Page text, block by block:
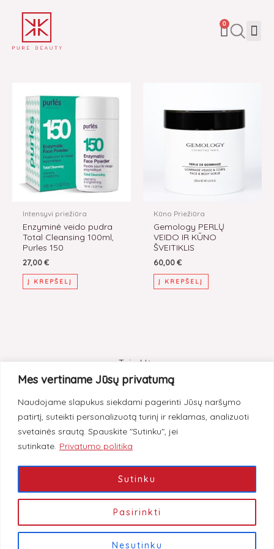
Mes vertiname Jūsų privatumą
Naudojame slapukus siekdami pagerinti Jūsų naršymo
patirtį, suteikti personalizuotą turinį ir reklamas, analizuoti
svetainės srautą. Spauskite "Sutinku", jei
sutinkate. Privatumo politika
Pasirinkti
Nesutinku
Sutinku
0 CART
Intensyvi priežiūra
Enzyminė veido pudra
Total Cleansing 100ml,
Purles 150
27,00€
Į KREPŠELĮ
Kūno Priežiūra
Gemology PERLŲ
VEIDO IR KŪNO
ŠVEITIKLIS
60,00€
Į KREPŠELĮ
Taisyklės
Pristatymas
Grąžinimas
Privatumas
© 2026 Pure Beauty Shop.